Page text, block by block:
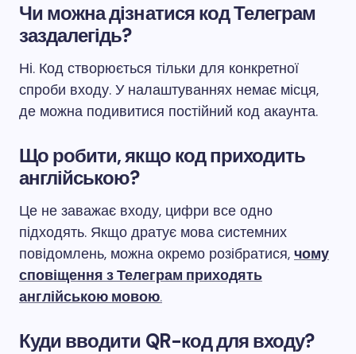
Чи можна дізнатися код Телеграм
заздалегідь?
Ні. Код створюється тільки для конкретної
спроби входу. У налаштуваннях немає місця,
де можна подивитися постійний код акаунта.
Що робити, якщо код приходить
англійською?
Це не заважає входу, цифри все одно
підходять. Якщо дратує мова системних
повідомлень, можна окремо розібратися, чому
сповіщення з Телеграм приходять
англійською мовою.
Куди вводити QR-код для входу?